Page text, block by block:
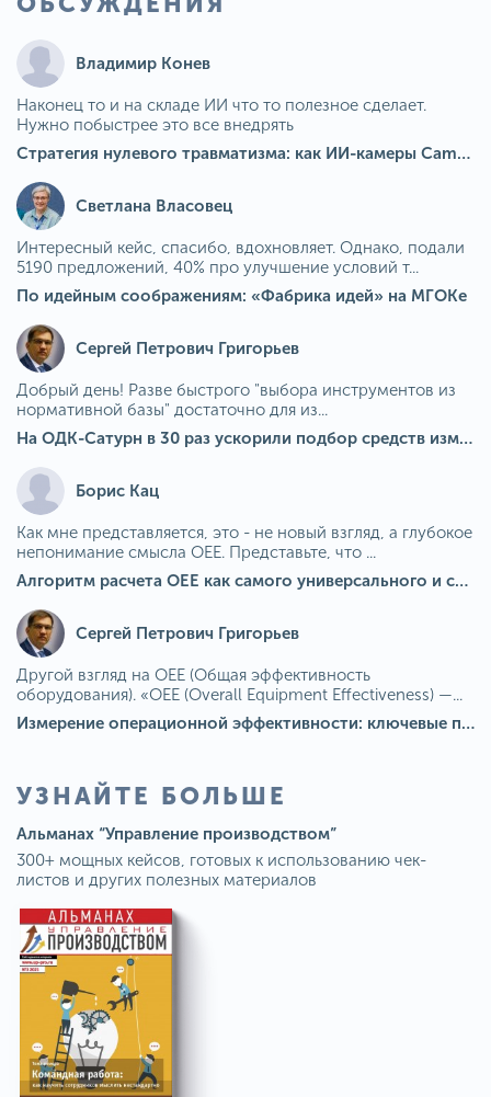
Владимир Конев
Наконец то и на складе ИИ что то полезное сделает.
Нужно побыстрее это все внедрять
Стратегия нулевого травматизма: как ИИ-камеры Camkord снижают риск наезда на пешехода при работе на погрузчике
Светлана Власовец
Интересный кейс, спасибо, вдохновляет. Однако, подали
5190 предложений, 40% про улучшение условий т...
По идейным соображениям: «Фабрика идей» на МГОКе
Сергей Петрович Григорьев
Добрый день! Разве быстрого "выбора инструментов из
нормативной базы" достаточно для из...
На ОДК-Сатурн в 30 раз ускорили подбор средств измерения для контроля качества продукции
Борис Кац
Как мне представляется, это - не новый взгляд, а глубокое
непонимание смысла OEE. Представьте, что ...
Алгоритм расчета ОЕЕ как самого универсального и современного показателя эффективности оборудования в мире
Сергей Петрович Григорьев
Другой взгляд на OEE (Общая эффективность
оборудования). «OEE (Overall Equipment Effectiveness) —...
Измерение операционной эффективности: ключевые показатели для непрерывного совершенствования
УЗНАЙТЕ БОЛЬШЕ
Альманах “Управление производством”
300+ мощных кейсов, готовых к использованию чек-
листов и других полезных материалов